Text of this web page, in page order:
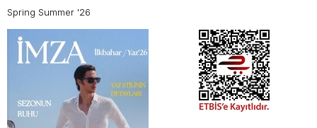
Spring Summer '26